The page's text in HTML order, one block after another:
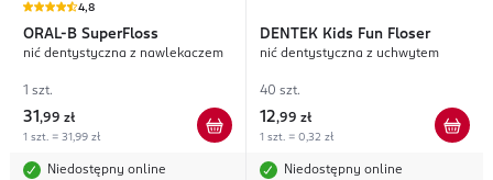
4,8
ORAL-B SuperFloss
nić dentystyczna z nawlekaczem
1 szt.
31 ,99 zł
1 szt. = 31,99 zł
Niedostępny online
DENTEK Kids Fun Floser
nić dentystyczna z uchwytem
40 szt.
12,99 zł
1 szt. = 0,32 zł
Niedostępny online